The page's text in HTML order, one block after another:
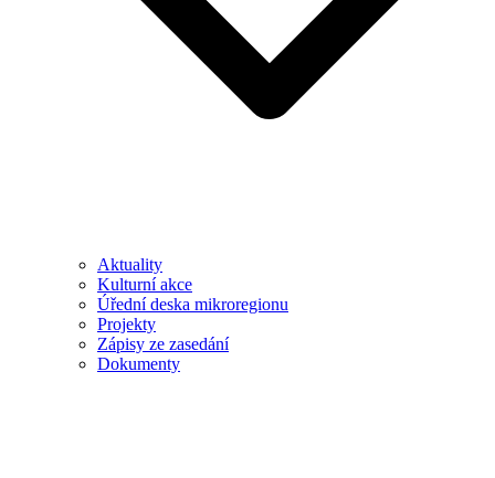
Aktuality
Kulturní akce
Úřední deska mikroregionu
Projekty
Zápisy ze zasedání
Dokumenty